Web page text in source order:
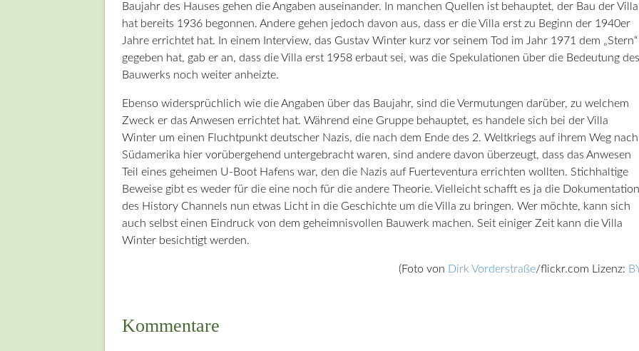
Baujahr des Hauses gehen die Angaben auseinander. In manchen Quellen ist behauptet, der Bau der Villa
hat bereits 1936 begonnen. Andere gehen jedoch davon aus, dass er die Villa erst zu Beginn der 1940er
Jahre errichtet hat. In einem Interview, das Gustav Winter kurz vor seinem Tod im Jahr 1971 dem „Stern“
gegeben hat, gab er an, dass die Villa erst 1958 erbaut sei, was die Spekulationen über die Bedeutung des
Bauwerks noch weiter anheizte.
Ebenso widersprüchlich wie die Angaben über das Baujahr, sind die Vermutungen darüber, zu welchem
Zweck er das Anwesen errichtet hat. Während eine Gruppe behauptet, es handele sich bei der Villa
Winter um einen Fluchtpunkt deutscher Nazis, die nach dem Ende des 2. Weltkriegs auf ihrem Weg nach
Südamerika hier vorübergehend untergebracht waren, sind andere davon überzeugt, dass das Anwesen
Teil eines geheimen U-Boot Hafens war, den die Nazis auf Fuerteventura errichten wollten. Stichhaltige
Beweise gibt es weder für die eine noch für die andere Theorie. Vielleicht schafft es ja die Dokumentation
des History Channels nun etwas Licht in die Geschichte um die Villa zu bringen. Wer möchte, kann sich
auch selbst einen Eindruck von dem geheimnisvollen Bauwerk machen. Seit einiger Zeit kann die Villa
Winter besichtigt werden.
(Foto von Dirk Vorderstraße/flickr.com Lizenz:
Kommentare